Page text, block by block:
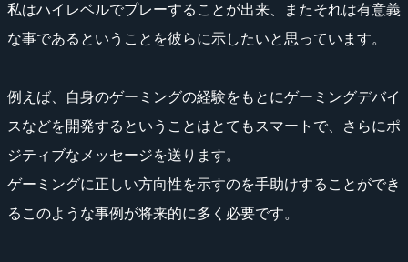
私はハイレベルでプレーすることが出来、またそれは有意義
な事であるということを彼らに示したいと思っています。
例えば、自身のゲーミングの経験をもとにゲーミングデバイ
スなどを開発するということはとてもスマートで、さらにポ
ジティブなメッセージを送ります。
ゲーミングに正しい方向性を示すのを手助けすることができ
るこのような事例が将来的に多く必要です。